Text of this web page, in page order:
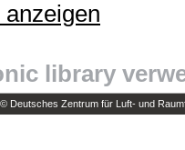
anzeigen
library
Deutsches Zentrum für Luft- und